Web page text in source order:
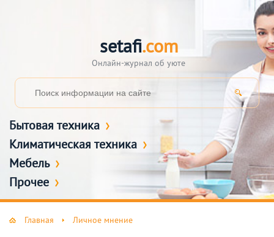
setafi.com
Онлайн-журнал об уюте
Бытовая техника
Климатическая техника
Мебель
Прочее
Главная Личное мнение